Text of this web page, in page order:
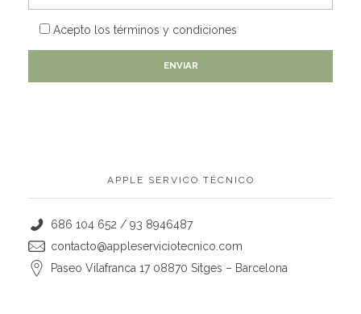
Acepto los términos y condiciones
APPLE SERVICO TÉCNICO
686 104 652 / 93 8946487
contacto@appleserviciotecnico.com
Paseo Vilafranca 17 08870 Sitges – Barcelona